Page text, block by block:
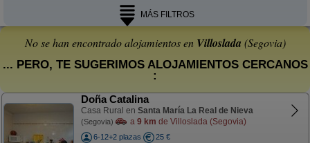
MÁS FILTROS
No se han encontrado alojamientos en Villoslada (Segovia)
... PERO, TE SUGERIMOS ALOJAMIENTOS CERCANOS
:
Doña Catalina
Casa Rural en Santa María La Real de Nieva
(Segovia) a 9 km de Villoslada (Segovia)
6-12+2 plazas
25 €